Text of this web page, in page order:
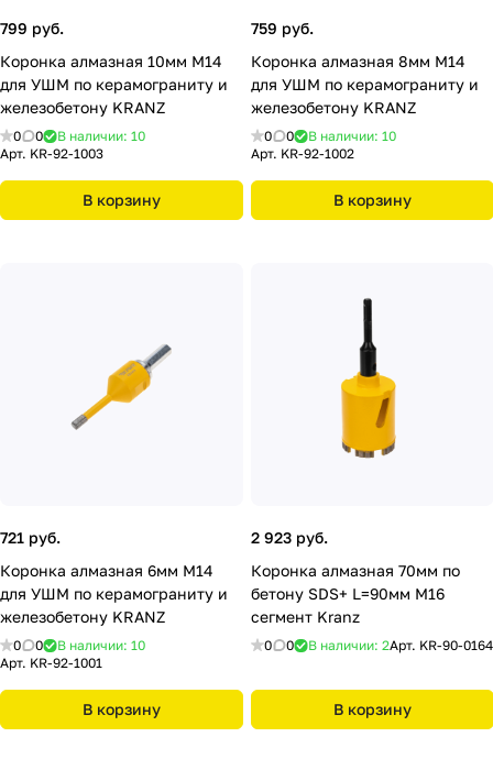
799 руб.
Коронка алмазная 10мм М14
для УШМ по керамограниту и
железобетону KRANZ
0 0
В наличии: 10
Арт. KR-92-1003
В корзину
759 руб.
Коронка алмазная 8мм М14
для УШМ по керамограниту и
железобетону KRANZ
0 0
В наличии: 10
Арт. KR-92-1002
В корзину
721 руб.
Коронка алмазная 6мм М14
для УШМ по керамограниту и
железобетону KRANZ
0 0
В наличии: 10
Арт. KR-92-1001
В корзину
2 923 руб.
Коронка алмазная 70мм по
бетону SDS+ L=90мм М16
сегмент Kranz
0 0 В наличии: 2Арт. KR-90-0164
В корзину